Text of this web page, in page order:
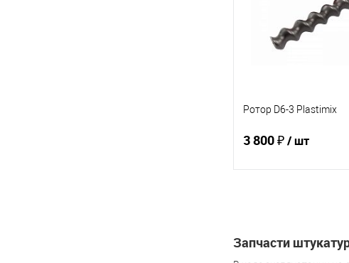
В избранное
Ротор D6-3 Plastimix
3 800 ₽/ шт
Купить в 1 клик
Запчасти